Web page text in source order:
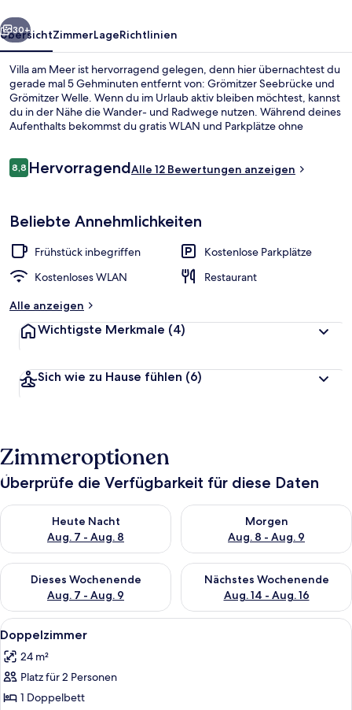
Weiter
30+
ÜbersichtZimmerLageRichtlinien
Villa am Meer ist hervorragend gelegen, denn hier übernachtest du
gerade mal 5 Gehminuten entfernt von: Grömitzer Seebrücke und
Grömitzer Welle. Wenn du im Urlaub aktiv bleiben möchtest, kannst
du in der Nähe die Wander- und Radwege nutzen. Während deines
Aufenthalts bekommst du gratis WLAN und Parkplätze ohne
mit dem Auto nur 5 Minuten entfernt: Zoo Arche Noah und
Bewertungen
8,88,8 von 10.
HervorragendAlle 12 Bewertungen anzeigen
Beliebte Annehmlichkeiten
Frühstück inbegriffen
Kostenlose Parkplätze
Kostenloses WLAN
Restaurant
Alle anzeigen
Wichtigste Merkmale (4)
Sich wie zu Hause fühlen (6)
Zimmeroptionen
Überprüfe die Verfügbarkeit für diese Daten
Heute Nacht
Aug. 7 - Aug. 8
Überprüfe die Verfügbarkeit für heute Nacht, Aug. 7 - Aug. 8.
Morgen
Aug. 8 - Aug. 9
Überprüfe die Verfügbarkeit
Dieses Wochenende
Aug. 7 - Aug. 9
Überprüfe die Verfügbarkeit für dieses Wochenende, Aug. 7
Nächstes Wochenende
Aug. 14 - Aug. 16
Überprüfe die Verfügbarkeit
Alle
Fotos
für
Doppelzimmer
anzeigen
Ein Hotelzimmer mit zwei Betten,
4
Doppelzimmer
24 m²
Platz für 2 Personen
1 Doppelbett